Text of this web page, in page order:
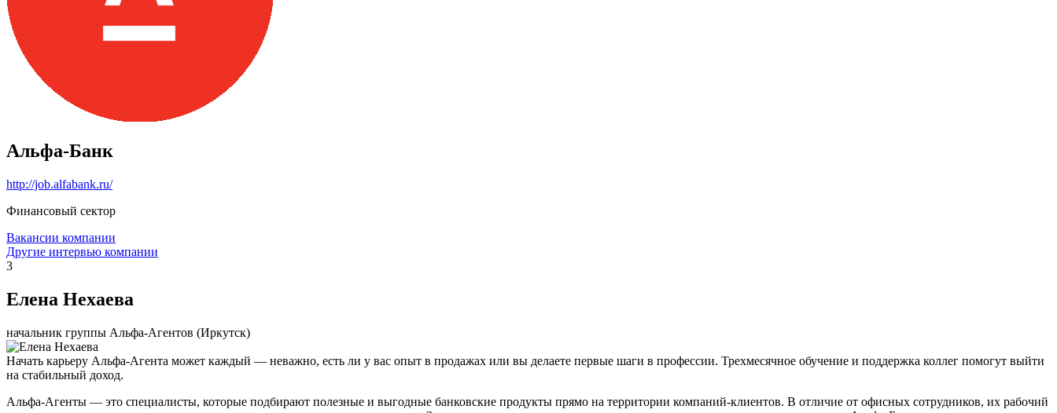
Альфа-Банк
http://job.alfabank.ru/
Финансовый сектор
Вакансии компании
Другие интервью компании
3
Елена Нехаева
начальник группы Альфа-Агентов (Иркутск)
Начать карьеру Альфа-Агента может каждый — неважно, есть ли у вас опыт в продажах или вы делаете первые шаги в профессии. Трехмесячное обучение и поддержка коллег помогут выйти
на стабильный доход.
Альфа-Агенты — это специалисты, которые подбирают полезные и выгодные банковские продукты прямо на территории компаний-клиентов. В отличие от офисных сотрудников, их рабочий